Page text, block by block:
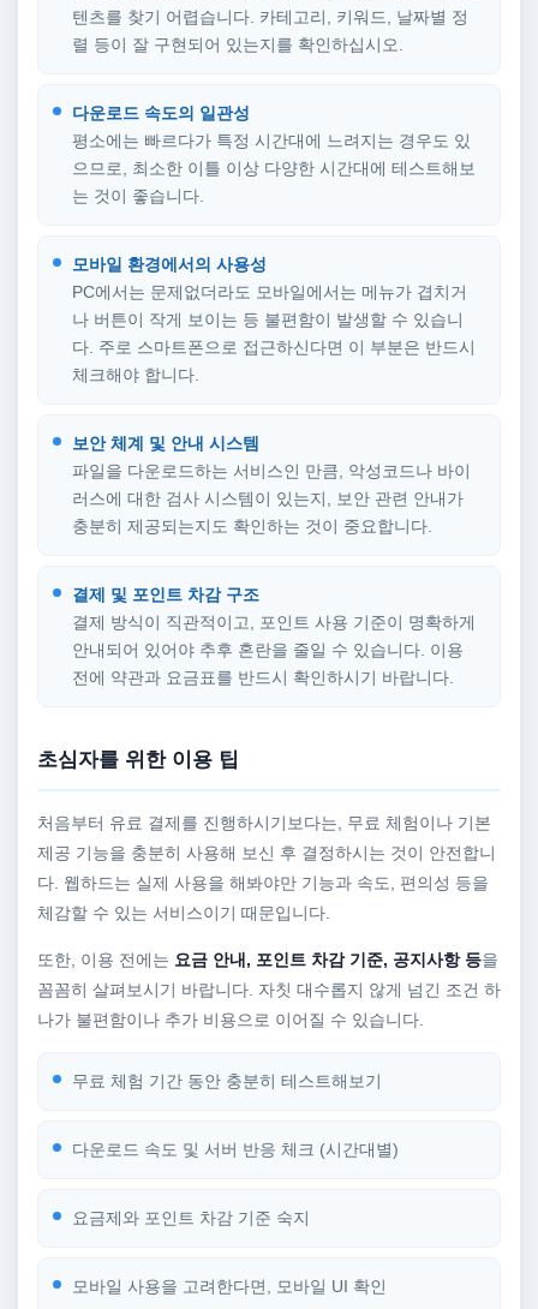
텐츠를 찾기 어렵습니다. 카테고리, 키워드, 날짜별 정
렬 등이 잘 구현되어 있는지를 확인하십시오.
다운로드 속도의 일관성
평소에는 빠르다가 특정 시간대에 느려지는 경우도 있
으므로, 최소한 이틀 이상 다양한 시간대에 테스트해보
는 것이 좋습니다.
모바일 환경에서의 사용성
PC에서는 문제없더라도 모바일에서는 메뉴가 겹치거
나 버튼이 작게 보이는 등 불편함이 발생할 수 있습니
다. 주로 스마트폰으로 접근하신다면 이 부분은 반드시
체크해야 합니다.
보안 체계 및 안내 시스템
파일을 다운로드하는 서비스인 만큼, 악성코드나 바이
러스에 대한 검사 시스템이 있는지, 보안 관련 안내가
충분히 제공되는지도 확인하는 것이 중요합니다.
결제 및 포인트 차감 구조
결제 방식이 직관적이고, 포인트 사용 기준이 명확하게
안내되어 있어야 추후 혼란을 줄일 수 있습니다. 이용
전에 약관과 요금표를 반드시 확인하시기 바랍니다.
초심자를 위한 이용 팁
처음부터 유료 결제를 진행하시기보다는, 무료 체험이나 기본
제공 기능을 충분히 사용해 보신 후 결정하시는 것이 안전합니
다. 웹하드는 실제 사용을 해봐야만 기능과 속도, 편의성 등을
체감할 수 있는 서비스이기 때문입니다.
또한, 이용 전에는 요금 안내, 포인트 차감 기준, 공지사항 등을
꼼꼼히 살펴보시기 바랍니다. 자칫 대수롭지 않게 넘긴 조건 하
나가 불편함이나 추가 비용으로 이어질 수 있습니다.
무료 체험 기간 동안 충분히 테스트해보기
다운로드 속도 및 서버 반응 체크 (시간대별)
요금제와 포인트 차감 기준 숙지
모바일 사용을 고려한다면, 모바일 UI 확인